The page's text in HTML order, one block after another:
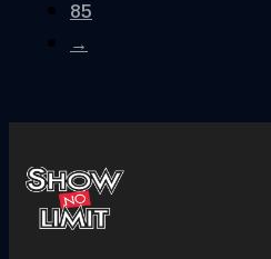
85
→